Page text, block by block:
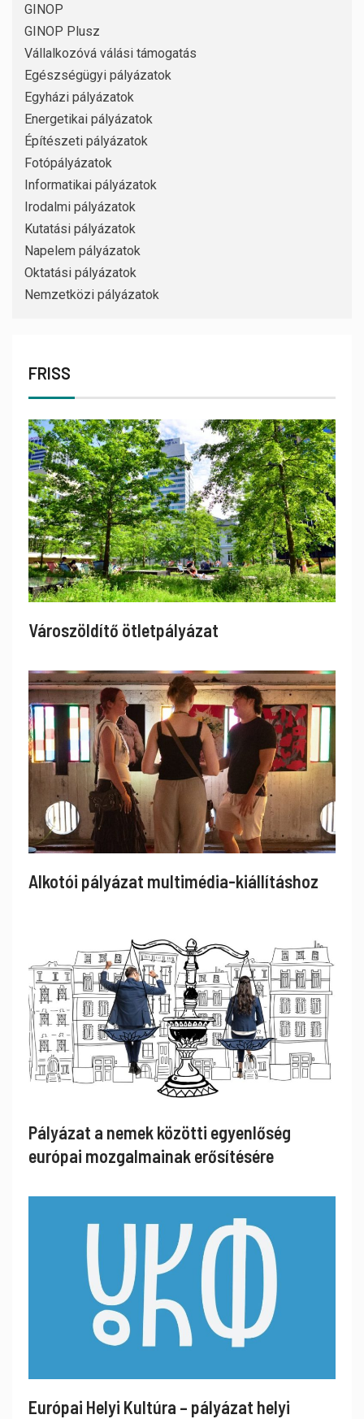
GINOP
GINOP Plusz
Vállalkozóvá válási támogatás
Egészségügyi pályázatok
Egyházi pályázatok
Energetikai pályázatok
Építészeti pályázatok
Fotópályázatok
Informatikai pályázatok
Irodalmi pályázatok
Kutatási pályázatok
Napelem pályázatok
Oktatási pályázatok
Nemzetközi pályázatok
FRISS
Városzöldítő ötletpályázat
Alkotói pályázat multimédia-kiállításhoz
Pályázat a nemek közötti egyenlőség
európai mozgalmainak erősítésére
Európai Helyi Kultúra – pályázat helyi